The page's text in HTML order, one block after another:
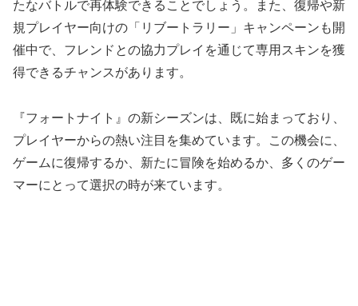
たなバトルで再体験できることでしょう。また、復帰や新
規プレイヤー向けの「リブートラリー」キャンペーンも開
催中で、フレンドとの協力プレイを通じて専用スキンを獲
得できるチャンスがあります。
『フォートナイト』の新シーズンは、既に始まっており、
プレイヤーからの熱い注目を集めています。この機会に、
ゲームに復帰するか、新たに冒険を始めるか、多くのゲー
マーにとって選択の時が来ています。